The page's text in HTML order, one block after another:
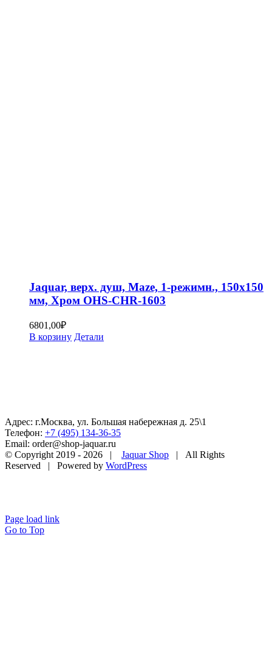
Jaquar, верх. душ, Maze, 1-режимн., 150х150
мм, Хром OHS-CHR-1603
6801,00₽
В корзину Детали
Адрес: г.Москва, ул. Большая набережная д. 25\1
Телефон: +7 (495) 134-36-35
Email: order@shop-jaquar.ru
© Copyright 2019 - 2026 | Jaquar Shop | All Rights
Reserved | Powered by WordPress
Page load link
Go to Top